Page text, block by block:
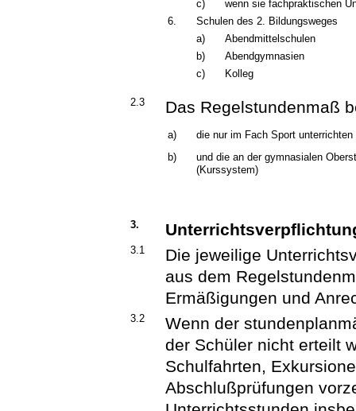
c)
wenn sie fachpraktischen
6.
Schulen des 2. Bildungsweges
a)
Abendmittelschulen
b)
Abendgymnasien
c)
Kolleg
2.3 Das Regelstundenmaß
a)
die nur im Fach Sport unterrichten
b)
und die an der gymnasialen
(Kurssystem)
3.
3.1
Die jeweilige
aus dem
Ermäßigungen und
3.2
Wenn der
der Schüler nicht erteilt
Schulfahrten,
Abschlußprüfungen